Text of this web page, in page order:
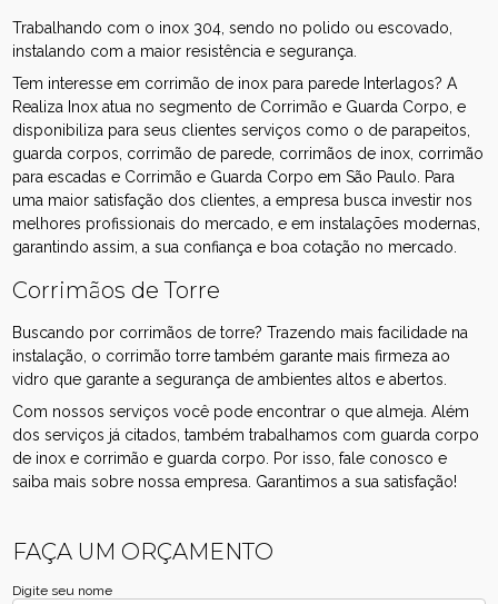
Trabalhando com o inox 304, sendo no polido ou escovado,
instalando com a maior resistência e segurança.
Tem interesse em corrimão de inox para parede Interlagos? A
Realiza Inox atua no segmento de Corrimão e Guarda Corpo, e
disponibiliza para seus clientes serviços como o de parapeitos,
guarda corpos, corrimão de parede, corrimãos de inox, corrimão
para escadas e Corrimão e Guarda Corpo em São Paulo. Para
uma maior satisfação dos clientes, a empresa busca investir nos
melhores profissionais do mercado, e em instalações modernas,
garantindo assim, a sua confiança e boa cotação no mercado.
Corrimãos de Torre
Buscando por corrimãos de torre? Trazendo mais facilidade na
instalação, o corrimão torre também garante mais firmeza ao
vidro que garante a segurança de ambientes altos e abertos.
Com nossos serviços você pode encontrar o que almeja. Além
dos serviços já citados, também trabalhamos com guarda corpo
de inox e corrimão e guarda corpo. Por isso, fale conosco e
saiba mais sobre nossa empresa. Garantimos a sua satisfação!
FAÇA UM ORÇAMENTO
Digite seu nome